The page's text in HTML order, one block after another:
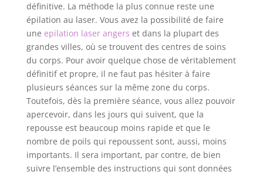
définitive. La méthode la plus connue reste une
épilation au laser. Vous avez la possibilité de faire
une epilation laser angers et dans la plupart des
grandes villes, où se trouvent des centres de soins
du corps. Pour avoir quelque chose de véritablement
définitif et propre, il ne faut pas hésiter à faire
plusieurs séances sur la même zone du corps.
Toutefois, dès la première séance, vous allez pouvoir
apercevoir, dans les jours qui suivent, que la
repousse est beaucoup moins rapide et que le
nombre de poils qui repoussent sont, aussi, moins
importants. Il sera important, par contre, de bien
suivre l’ensemble des instructions qui sont données